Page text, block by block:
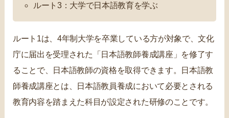
ルート3：大学で日本語教育を学ぶ
ルート1は、4年制大学を卒業している方が対象で、文化
庁に届出を受理された「日本語教師養成講座」を修了す
ることで、日本語教師の資格を取得できます。日本語教
師養成講座とは、日本語教員養成において必要とされる
教育内容を踏まえた科目が設定された研修のことです。